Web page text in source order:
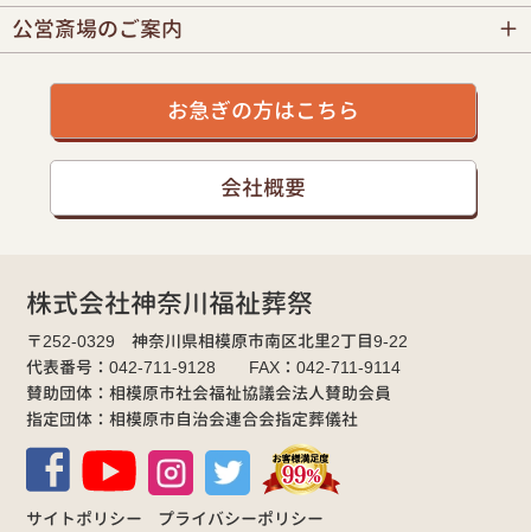
公営斎場のご案内
お急ぎの方はこちら
会社概要
株式会社神奈川福祉葬祭
〒252-0329 神奈川県相模原市南区北里2丁目9-22
代表番号：042-711-9128 FAX：042-711-9114
賛助団体：相模原市社会福祉協議会法人賛助会員
指定団体：相模原市自治会連合会指定葬儀社
サイトポリシー プライバシーポリシー